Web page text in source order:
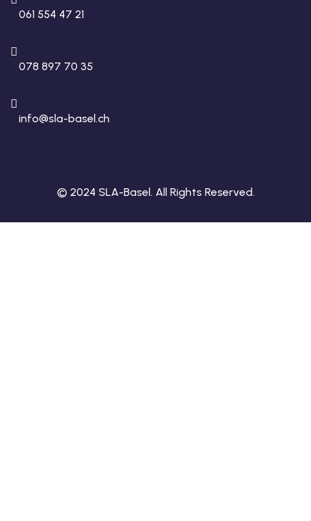
061 554 47 21
078 897 70 35
info@sla-basel.ch
© 2024 SLA-Basel. All Rights Reserved.​